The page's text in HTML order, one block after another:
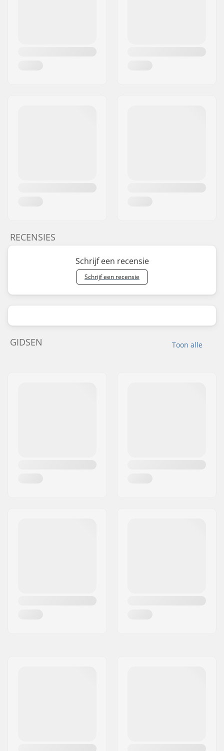
RECENSIES
Schrijf een recensie
Schrijf een recensie
Toon alle
GIDSEN